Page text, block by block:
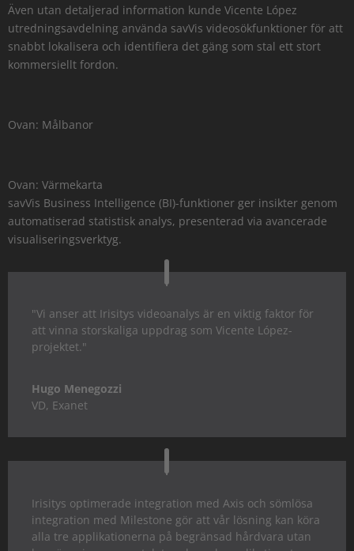
Även utan detaljerad information kunde Vicente López
utredningsavdelning använda savVis videosökfunktioner för att
snabbt lokalisera och identifiera det gäng som stal ett stort
kommersiellt fordon.
Ovan: Målbanor
Ovan: Värmekarta
savVis Business Intelligence (BI)-funktioner ger insikter genom
automatiserad statistisk analys, presenterad via avancerade
visualiseringsverktyg.
"Vi anser att Irisitys videoanalys är en viktig faktor för
att vinna storskaliga uppdrag som Vicente López-
projektet."
Hugo Menegozzi
VD, Exanet
Irisitys optimerade integration med Axis och sömlösa
integration med Milestone gör att vår lösning kan köra
alla tre applikationerna på begränsad hårdvara utan